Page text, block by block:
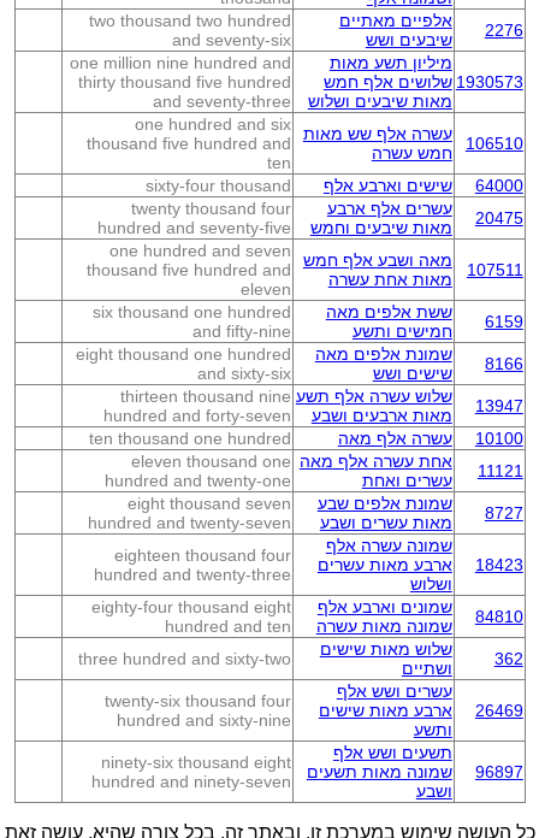
2276
אלפיים מאתיים
שיבעים ושש
two thousand two hundred
and seventy-six
1930573
מיליון תשע מאות
שלושים אלף חמש
מאות שיבעים ושלוש
one million nine hundred and
thirty thousand five hundred
and seventy-three
106510
עשרה אלף שש מאות
חמש עשרה
one hundred and six
thousand five hundred and
ten
64000
שישים וארבע אלף
sixty-four thousand
20475
עשרים אלף ארבע
מאות שיבעים וחמש
twenty thousand four
hundred and seventy-five
107511
מאה ושבע אלף חמש
מאות אחת עשרה
one hundred and seven
thousand five hundred and
eleven
6159
ששת אלפים מאה
חמישים ותשע
six thousand one hundred
and fifty-nine
8166
שמונת אלפים מאה
שישים ושש
eight thousand one hundred
and sixty-six
13947
שלוש עשרה אלף תשע
מאות ארבעים ושבע
thirteen thousand nine
hundred and forty-seven
10100
עשרה אלף מאה
ten thousand one hundred
11121
אחת עשרה אלף מאה
עשרים ואחת
eleven thousand one
hundred and twenty-one
8727
שמונת אלפים שבע
מאות עשרים ושבע
eight thousand seven
hundred and twenty-seven
18423
שמונה עשרה אלף
ארבע מאות עשרים
ושלוש
eighteen thousand four
hundred and twenty-three
84810
שמונים וארבע אלף
שמונה מאות עשרה
eighty-four thousand eight
hundred and ten
362
שלוש מאות שישים
ושתיים
three hundred and sixty-two
26469
עשרים ושש אלף
ארבע מאות שישים
ותשע
twenty-six thousand four
hundred and sixty-nine
96897
תשעים ושש אלף
שמונה מאות תשעים
ושבע
ninety-six thousand eight
hundred and ninety-seven
כל העושה שימוש במערכת זו, ובאתר זה, בכל צורה שהיא, עושה זאת